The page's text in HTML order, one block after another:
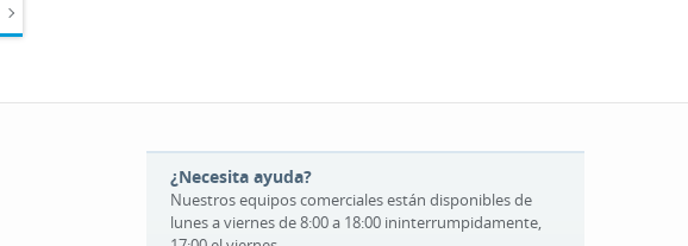
¿Necesita ayuda?
Nuestros equipos comerciales están disponibles de
lunes a viernes de 8:00 a 18:00 ininterrumpidamente,